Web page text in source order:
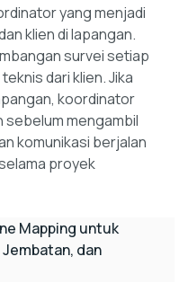
yang menjadi
klien di lapangan.
survei setiap
dari klien. Jika
koordinator
mengambil
komunikasi berjalan
proyek
Mapping untuk
dan